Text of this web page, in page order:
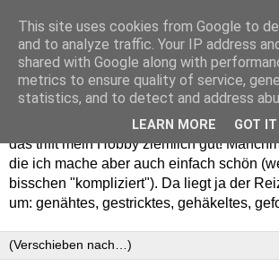
Willkommen in meinem "Wohnzimmer".
das trifft mein Hobby ziemlich gut!
die ich mache aber auch einfach schön
bisschen "kompliziert"). Da liegt ja der
um: genähtes, gestricktes, gehäkeltes,
This site uses cookies from Google to
and to analyze traffic. Your IP address
shared with Google along with
metrics to ensure quality of service,
statistics, and to detect and address
LEARN MORE GOT IT